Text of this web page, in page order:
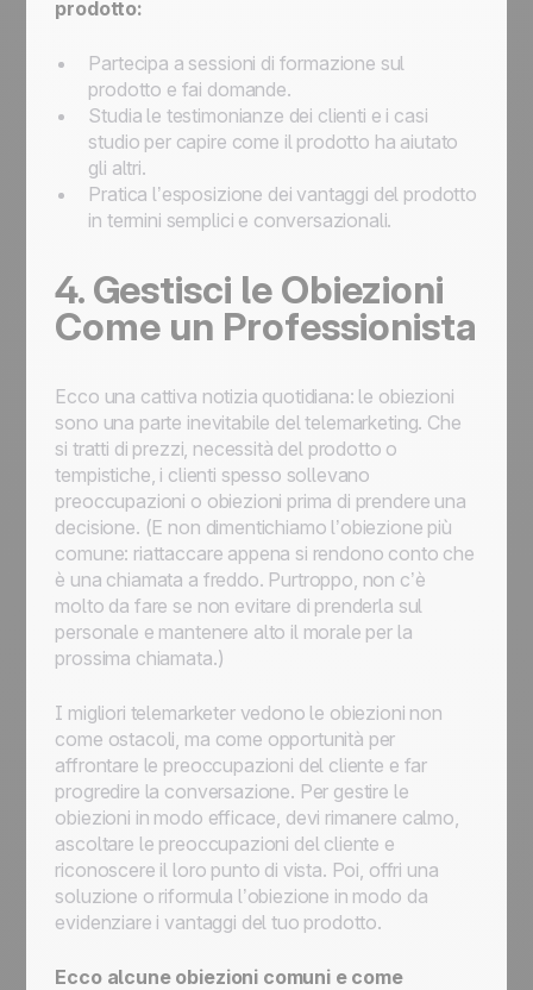
prodotto:
Partecipa a sessioni di formazione sul
prodotto e fai domande.
Studia le testimonianze dei clienti e i casi
studio per capire come il prodotto ha aiutato
gli altri.
Pratica l’esposizione dei vantaggi del prodotto
in termini semplici e conversazionali.
4. Gestisci le Obiezioni
Come un Professionista
Ecco una cattiva notizia quotidiana: le obiezioni
sono una parte inevitabile del telemarketing. Che
si tratti di prezzi, necessità del prodotto o
tempistiche, i clienti spesso sollevano
preoccupazioni o obiezioni prima di prendere una
decisione. (E non dimentichiamo l’obiezione più
comune: riattaccare appena si rendono conto che
è una chiamata a freddo. Purtroppo, non c’è
molto da fare se non evitare di prenderla sul
personale e mantenere alto il morale per la
prossima chiamata.)
I migliori telemarketer vedono le obiezioni non
come ostacoli, ma come opportunità per
affrontare le preoccupazioni del cliente e far
progredire la conversazione. Per gestire le
obiezioni in modo efficace, devi rimanere calmo,
ascoltare le preoccupazioni del cliente e
riconoscere il loro punto di vista. Poi, offri una
soluzione o riformula l’obiezione in modo da
evidenziare i vantaggi del tuo prodotto.
Ecco alcune obiezioni comuni e come